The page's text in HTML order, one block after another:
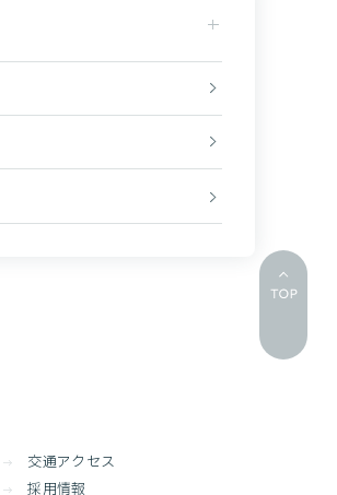
交通アクセス
採用情報